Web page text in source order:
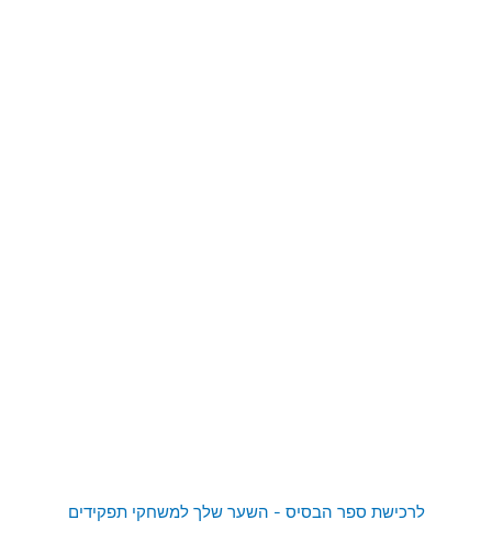
לרכישת ספר הבסיס - השער שלך למשחקי תפקידים